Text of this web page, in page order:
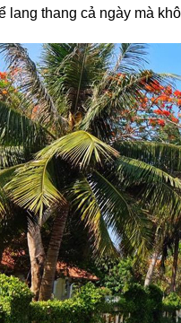
thang cả ngày mà